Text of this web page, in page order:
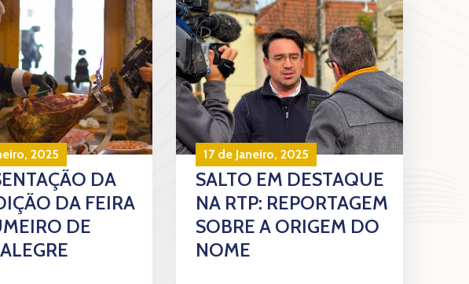
2025
DA
DA FEIRA
DE
17 de Janeiro, 2025
SALTO EM DESTAQUE
NA RTP: REPORTAGEM
SOBRE A ORIGEM DO
NOME